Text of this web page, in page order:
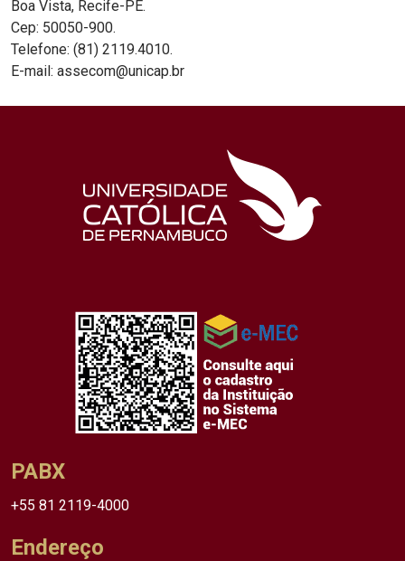
Boa Vista, Recife-PE.
Cep: 50050-900.
Telefone: (81) 2119.4010.
E-mail: assecom@unicap.br
PABX
+55 81 2119-4000
Endereço